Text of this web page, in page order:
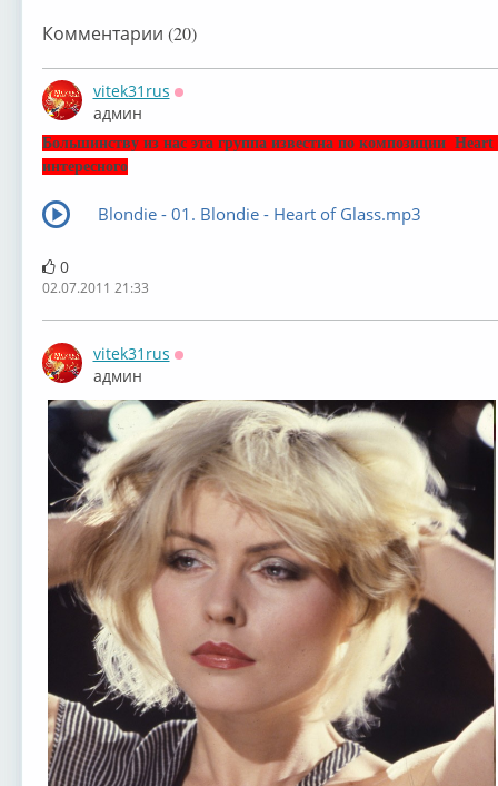
Комментарии (20)
vitek31rus
админ
Большинству из нас эта группа известна по композиции Heart
интересного
Blondie - 01. Blondie - Heart of Glass.mp3
0
02.07.2011 21:33
vitek31rus
админ